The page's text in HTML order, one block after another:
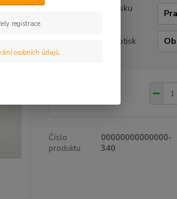
Ouško vůči potisku
Oboustranný potisk
Číslo
produktu:
00000000000000-
340
registrace.
osobních údajů.